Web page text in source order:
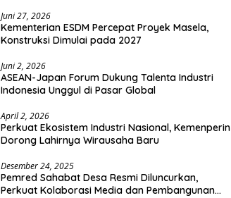
Juni 27, 2026
Kementerian ESDM Percepat Proyek Masela,
Konstruksi Dimulai pada 2027
Juni 2, 2026
ASEAN-Japan Forum Dukung Talenta Industri
Indonesia Unggul di Pasar Global
April 2, 2026
Perkuat Ekosistem Industri Nasional, Kemenperin
Dorong Lahirnya Wirausaha Baru
Desember 24, 2025
Pemred Sahabat Desa Resmi Diluncurkan,
Perkuat Kolaborasi Media dan Pembangunan